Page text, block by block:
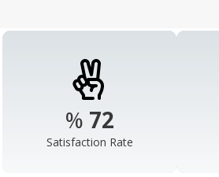
% 98
Satisfaction Rate